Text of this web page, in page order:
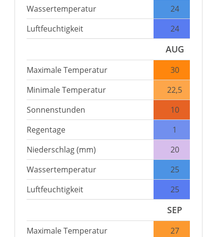
Wassertemperatur
24
Luftfeuchtigkeit
24
AUG
Maximale Temperatur
30
Minimale Temperatur
22,5
Sonnenstunden
10
Regentage
1
Niederschlag (mm)
20
Wassertemperatur
25
Luftfeuchtigkeit
25
SEP
Maximale Temperatur
27